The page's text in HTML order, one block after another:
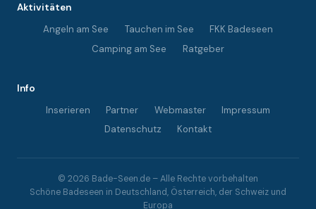
Aktivitäten
Angeln am See
Tauchen im See
FKK Badeseen
Camping am See
Ratgeber
Info
Inserieren
Partner Webmaster
Impressum
Datenschutz
Kontakt
© 2026 Bade-Seen.de – Alle Rechte vorbehalten
Schöne Badeseen in Deutschland, Österreich, der Schweiz und
Europa